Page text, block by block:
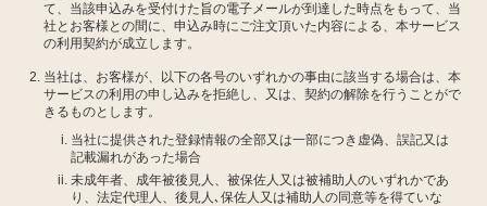
て、当該申込みを受付けた旨の電子メールが到達した時点をもって、当
社とお客様との間に、申込み時にご注文頂いた内容による、本サービス
の利用契約が成立します。
当社は、お客様が、以下の各号のいずれかの事由に該当する場合は、本
サービスの利用の申し込みを拒絶し、又は、契約の解除を行うことがで
きるものとします。
当社に提供された登録情報の全部又は一部につき虚偽、誤記又は
記載漏れがあった場合
未成年者、成年被後見人、被保佐人又は被補助人のいずれかであ
り、法定代理人、後見人､保佐人又は補助人の同意等を得ていな